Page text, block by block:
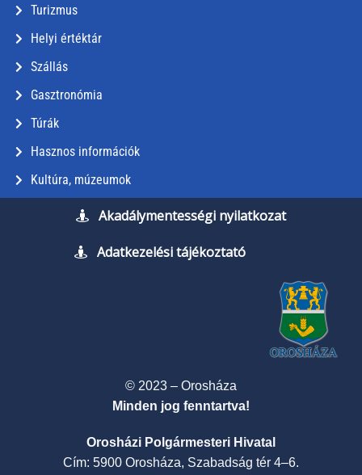
Turizmus
Helyi értéktár
Szállás
Gasztronómia
Túrák
Hasznos információk
Kultúra, múzeumok
Akadálymentességi nyilatkozat
Adatkezelési tájékoztató
© 2023 – Orosháza
Minden jog fenntartva!
Orosházi Polgármesteri Hivatal
Cím: 5900 Orosháza, Szabadság tér 4–6.